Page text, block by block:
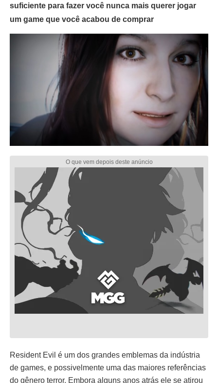
suficiente para fazer você nunca mais querer jogar
um game que você acabou de comprar
Resident Evil é um dos grandes emblemas da indústria
de games, e possivelmente uma das maiores referências
do gênero terror. Embora alguns anos atrás ele se atirou